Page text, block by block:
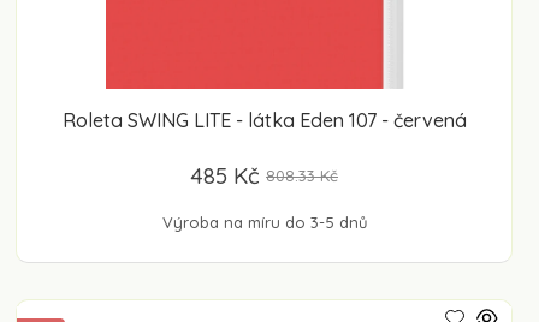
Roleta SWING LITE - látka Eden 107 - červená
Výroba na míru do 3-5 dnů
485 Kč 808.33 Kč